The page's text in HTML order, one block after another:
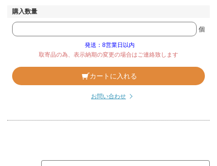
個
発送：8営業日以内
取寄品の為、表示納期の変更の場合はご連絡致します
カートに入れる
お問い合わせ